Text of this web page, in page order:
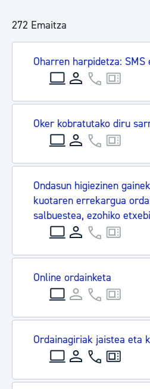
272 Emaitza
Oharren harpidetza: SMS
Oker kobratutako diru
Ondasun higiezinen
kuotaren errekargua
salbuestea, ezohiko
Online ordainketa
Ordainagiriak jaistea eta